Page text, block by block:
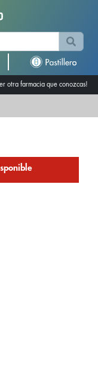
otra farmacia que conozcas!